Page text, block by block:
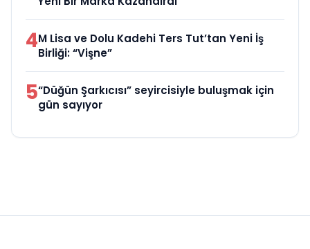
4M Lisa ve Dolu Kadehi Ters Tut’tan Yeni İş
Birliği: “Vişne”
5“Düğün Şarkıcısı” seyircisiyle buluşmak için
gün sayıyor